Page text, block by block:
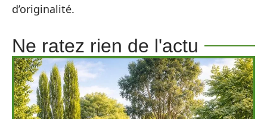
d’originalité.
Ne ratez rien de l'actu